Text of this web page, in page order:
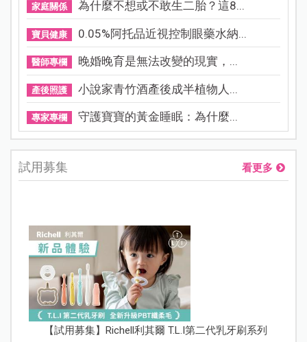
家庭關係 為什麼不想或不敢生二胎？這8...
寶貝健康 0.05%阿托品近視控制眼藥水納...
醫師專欄 晚婚晚育是無法改變的現實，...
產後照護 小說家青竹酒產後成半植物人...
專家專欄 守護寶寶的黃金睡眠：為什麼...
試用募集 看更多
【試用募集】Richell利其爾 T.L.I第二代乳牙刷系列